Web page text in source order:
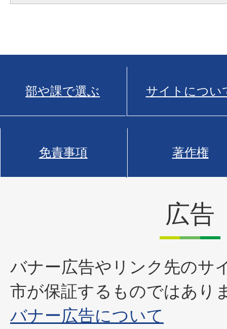
部や課で選ぶ サイトについ
免責事項 著作権
広告
バナー広告やリンク先のサ
市が保証するものではあり
バナー広告について